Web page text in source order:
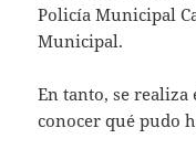
Policía Municipal
Municipal.
En tanto, se
conocer qué pudo